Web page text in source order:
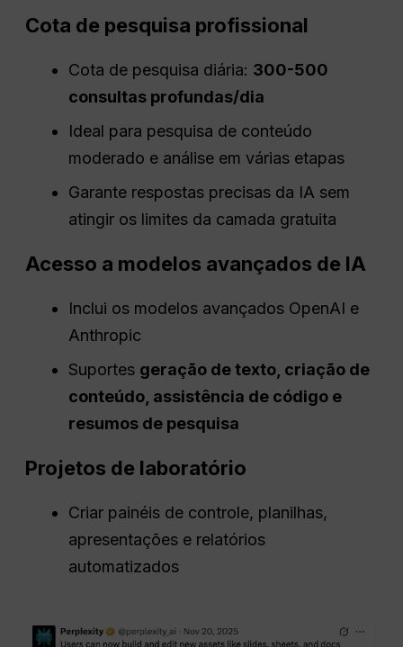
Cota de pesquisa profissional
Cota de pesquisa diária: 300-500
consultas profundas/dia
Ideal para pesquisa de conteúdo
moderado e análise em várias etapas
Garante respostas precisas da IA sem
atingir os limites da camada gratuita
Acesso a modelos avançados de IA
Inclui os modelos avançados OpenAI e
Anthropic
Suportes geração de texto, criação de
conteúdo, assistência de código e
resumos de pesquisa
Projetos de laboratório
Criar painéis de controle, planilhas,
apresentações e relatórios
automatizados